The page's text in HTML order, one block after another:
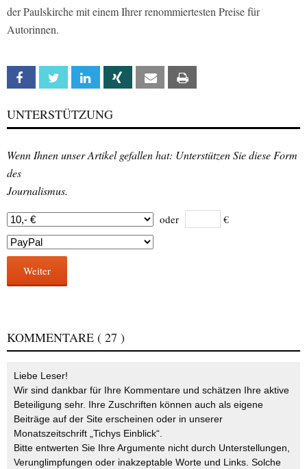
der Paulskirche mit einem Ihrer renommiertesten Preise für
Autorinnen.
Facebook Twitter Linkedin Xing Email
UNTERSTÜTZUNG
Wenn Ihnen unser Artikel gefallen hat: Unterstützen Sie diese Form
des
Journalismus.
oder €
Weiter
KOMMENTARE ( 27 )
Liebe Leser!
Wir sind dankbar für Ihre Kommentare und schätzen Ihre aktive
Beteiligung sehr. Ihre Zuschriften können auch als eigene
Beiträge auf der Site erscheinen oder in unserer
Monatszeitschrift „Tichys Einblick“.
Bitte entwerten Sie Ihre Argumente nicht durch Unterstellungen,
Verunglimpfungen oder inakzeptable Worte und Links. Solche